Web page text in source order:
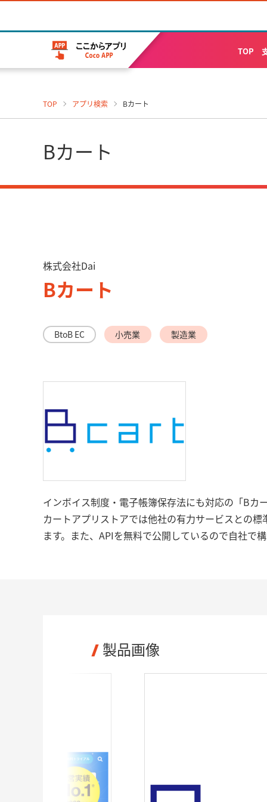
TOP
TOP アプリ検索 Bカート
Bカート
株式会社Dai
Bカート
BtoB EC 小売業 製造業
インボイス制度・電子帳簿保存法にも対応の「B
カートアプリストアでは他社の有力サービスとの
ます。また、APIを無料で公開しているので自社で
製品画像